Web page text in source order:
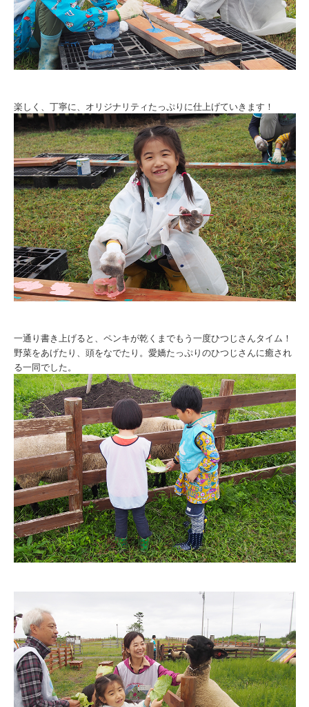
楽しく、丁寧に、オリジナリティたっぷりに仕上げていきます！
一通り書き上げると、ペンキが乾くまでもう一度ひつじさんタイム！
野菜をあげたり、頭をなでたり。愛嬌たっぷりのひつじさんに癒され
る一同でした。